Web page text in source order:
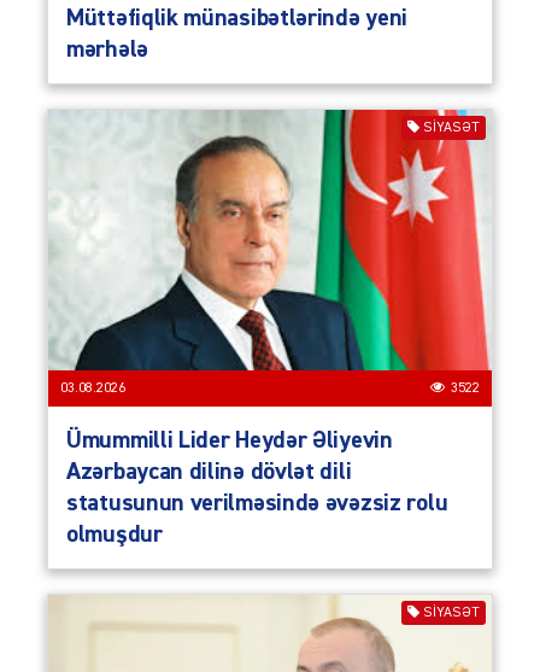
Müttəfiqlik münasibətlərində yeni
mərhələ
SIYASƏT
03.08.2026 3522
Ümummilli Lider Heydər Əliyevin
Azərbaycan dilinə dövlət dili
statusunun verilməsində əvəzsiz rolu
olmuşdur
SIYASƏT